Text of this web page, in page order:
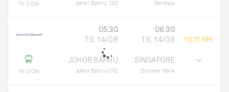
1h 00m Johor Bahru CIQ Sentosa
1h 00m
05:30
T6, 14/08
JOHOR BAHRU
Johor Bahru CIQ
06:30
T6, 14/08
SINGAPORE
Outram Park
10.11 RM